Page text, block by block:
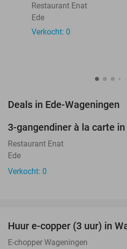
Restaurant Enat
Ede
Verkocht: 0
Deals in Ede-Wageningen
NEW
TODAY
3-gangendiner à la carte in
Restaurant Enat
Ede
Verkocht: 0
TODAY
Huur e-copper (3 uur) in
E-chopper Wageningen